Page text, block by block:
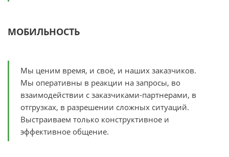
МОБИЛЬНОСТЬ
Мы ценим время, и своё, и наших заказчиков.
Мы оперативны в реакции на запросы, во
взаимодействии с заказчиками-партнерами, в
отгрузках, в разрешении сложных ситуаций.
Выстраиваем только конструктивное и
эффективное общение.